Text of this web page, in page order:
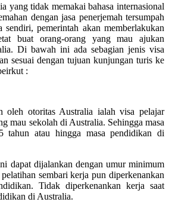
yang tidak memakai bahasa internasional
dengan jasa penerjemah tersumpah
pemerintah akan memberlakukan
buat orang-orang yang mau ajukan
Di bawah ini ada sebagian jenis visa
sesuai dengan tujuan kunjungan turis ke
:
oleh otoritas Australia ialah visa pelajar
mau sekolah di Australia. Sehingga masa
atau hingga masa pendidikan di
dapat dijalankan dengan umur minimum
sembari kerja pun diperkenankan
Tidak diperkenankan kerja saat
di Australia.